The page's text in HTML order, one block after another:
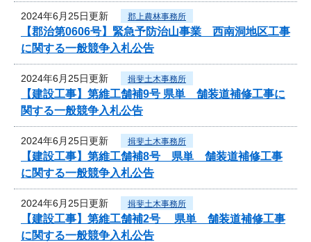
2024年6月25日更新 郡上農林事務所
【郡治第0606号】緊急予防治山事業 西南洞地区工事
に関する一般競争入札公告
2024年6月25日更新 揖斐土木事務所
【建設工事】第維工舗補9号 県単 舗装道補修工事に
関する一般競争入札公告
2024年6月25日更新 揖斐土木事務所
【建設工事】第維工舗補8号 県単 舗装道補修工事
に関する一般競争入札公告
2024年6月25日更新 揖斐土木事務所
【建設工事】第維工舗補2号 県単 舗装道補修工事
に関する一般競争入札公告